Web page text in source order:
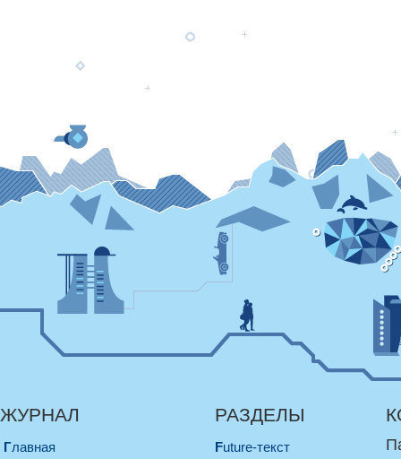
ЖУРНАЛ
Главная
РАЗДЕЛЫ
Future-текст